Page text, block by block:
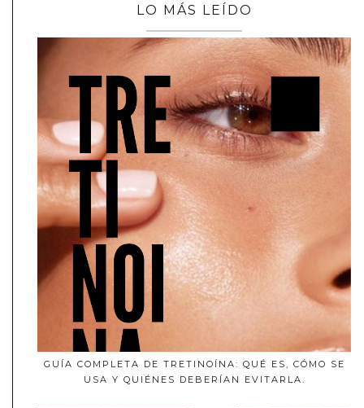
LO MÁS LEÍDO
GUÍA COMPLETA DE TRETINOÍNA: QUÉ ES, CÓMO SE
USA Y QUIÉNES DEBERÍAN EVITARLA.